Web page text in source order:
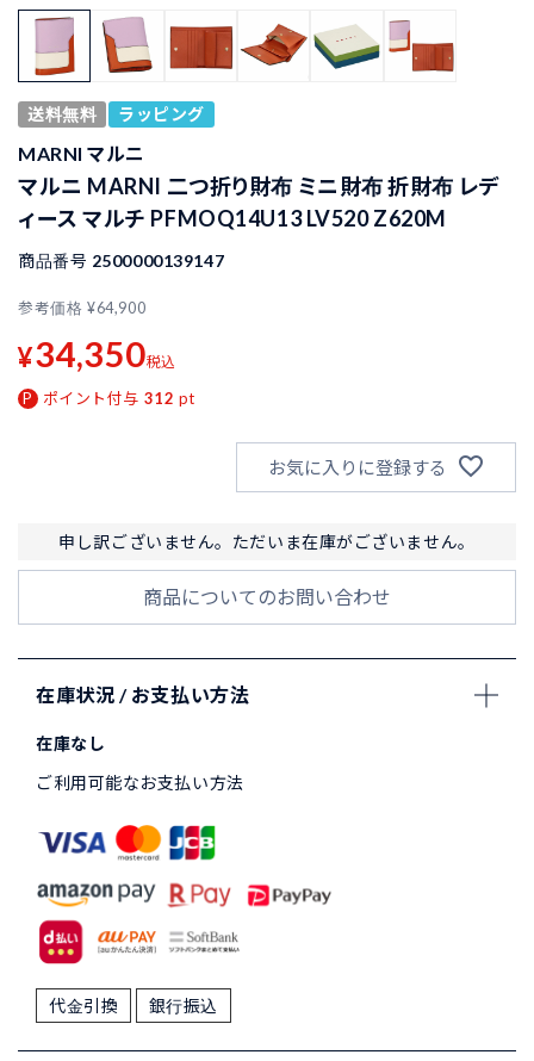
送料無料 ラッピング
MARNI マルニ
マルニ MARNI 二つ折り財布 ミニ財布 折財布 レデ
ィース マルチ PFMOQ14U13 LV520 Z620M
商品番号 2500000139147
参考価格 ¥64,900
¥34,350税込
ポイント付与 312 pt
お気に入りに登録する
申し訳ございません。ただいま在庫がございません。
商品についてのお問い合わせ
在庫状況 / お支払い方法
在庫なし
ご利用可能なお支払い方法
代金引換 銀行振込